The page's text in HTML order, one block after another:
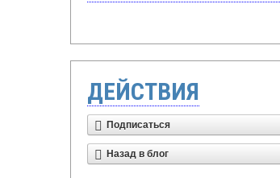
ДЕЙСТВИЯ
Подписаться
Назад в блог